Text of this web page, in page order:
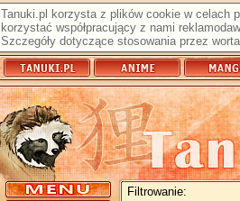
Tanuki.pl korzysta z plików cookie w celach
korzystać współpracujący z nami
Szczegóły dotyczące stosowania przez
Filtrowanie: